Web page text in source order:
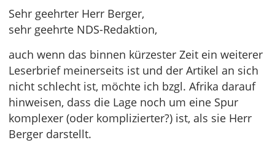
Sehr geehrter Herr Berger,
sehr geehrte NDS-Redaktion,
auch wenn das binnen kürzester Zeit ein weiterer
Leserbrief meinerseits ist und der Artikel an sich
nicht schlecht ist, möchte ich bzgl. Afrika darauf
hinweisen, dass die Lage noch um eine Spur
komplexer (oder komplizierter?) ist, als sie Herr
Berger darstellt.